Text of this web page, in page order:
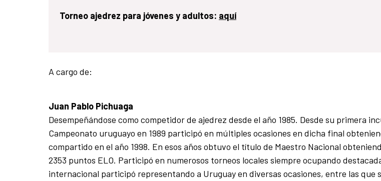
Torneo ajedrez para jóvenes y adultos: aquí
A cargo de:
Juan Pablo Pichuaga
Desempeñándose como competidor de ajedrez desde el año 1985. Desde su primera
Campeonato uruguayo en 1989 participó en múltiples ocasiones en dicha final
compartido en el año 1998. En esos años obtuvo el título de Maestro Nacional
2353 puntos ELO. Participó en numerosos torneos locales siempre ocupando
internacional participó representando a Uruguay en diversas ocasiones, entre las que